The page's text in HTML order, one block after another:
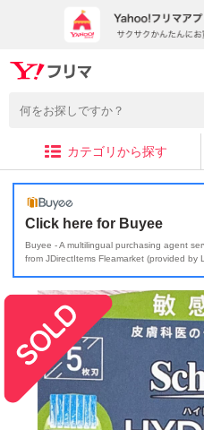
カテゴリから探す
Click here for Buyee
Buyee - A multilingual purchasing agent
from JDirectItems Fleamarket (provided by